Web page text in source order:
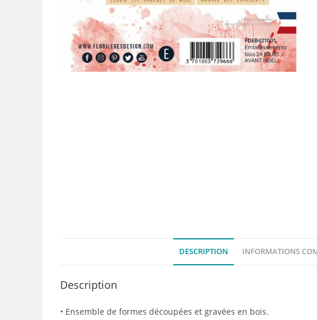
DESCRIPTION INFORMATIONS
Description
• Ensemble de formes découpées et gravées en bois.